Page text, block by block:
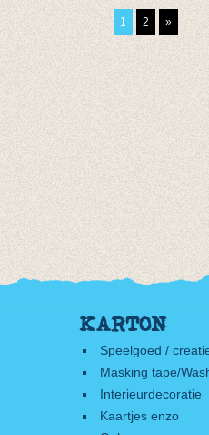
€
1 2 »
KARTON
Speelgoed /
Masking tape/
Interieurdecoratie
Kaartjes enzo